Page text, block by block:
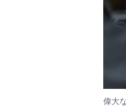
偉大